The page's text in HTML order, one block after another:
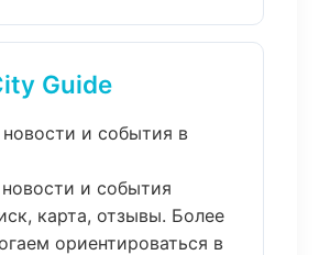
Guide
и события в
и события
карта, отзывы. Более
ориентироваться в